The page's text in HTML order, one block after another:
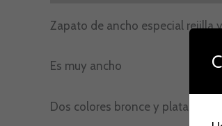
Zapato de ancho especial rejilla
Es muy ancho
Dos colores bronce y plata